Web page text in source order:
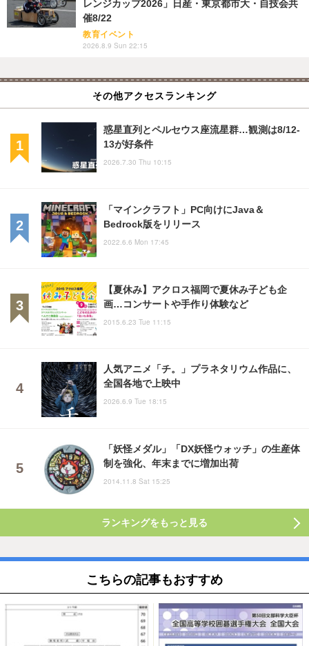
レンジカップ2026」日産・東京都市大・自技会共
催8/22
教育イベント
2026.8.9 Sun 22:15
その他アクセスランキング
惑星直列とペルセウス座流星群…観測は8/12-
13が好条件
2026.7.30 Thu 10:15
「マインクラフト」PC向けにJava＆
Bedrock版をリリース
2022.6.6 Mon 17:45
【夏休み】アクロス福岡で夏休み子ども企
画…コンサートや手作り体験など
2015.6.23 Tue 11:15
人気アニメ「チ。」プラネタリウム作品に、
全国各地で上映中
2026.6.9 Tue 18:15
「妖怪メダル」「DX妖怪ウォッチ」の生産体
制を強化、年末までに増加出荷
2014.11.8 Sat 15:25
ランキングをもっと見る
こちらの記事もおすすめ